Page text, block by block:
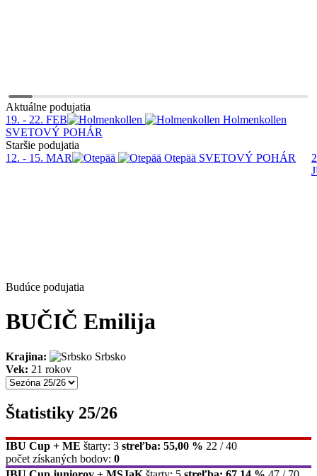
Aktuálne podujatia
19. - 22. FEB
Holmenkollen
SVETOVÝ POHÁR
Staršie podujatia
12. - 15. MAR
Otepää SVETOVÝ POHÁR
Budúce podujatia
BUČIČ Emilija
Krajina:
Srbsko
Vek: 21 rokov
Štatistiky 25/26
IBU Cup + ME štarty: 3 streľba: 55,00 % 22 / 40
počet získaných bodov: 0